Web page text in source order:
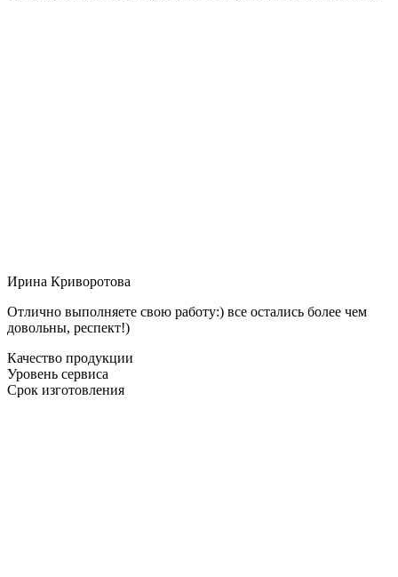
Ирина Криворотова
Отлично выполняете свою работу:) все остались более чем
довольны, респект!)
Качество продукции
Уровень сервиса
Срок изготовления